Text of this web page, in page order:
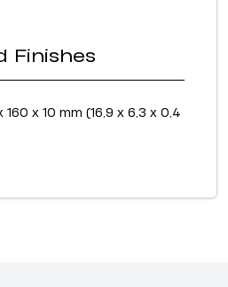
Finishes
160 x 10 mm (16,9 x 6,3 x 0,4